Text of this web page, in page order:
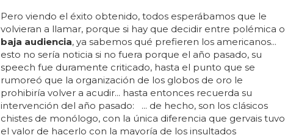
Pero viendo el éxito obtenido, todos esperábamos que le
volvieran a llamar, porque si hay que decidir entre polémica o
baja audiencia, ya sabemos qué prefieren los americanos...
esto no sería noticia si no fuera porque el año pasado, su
speech fue duramente criticado, hasta el punto que se
rumoreó que la organización de los globos de oro le
prohibiría volver a acudir... hasta entonces recuerda su
intervención del año pasado: ... de hecho, son los clásicos
chistes de monólogo, con la única diferencia que gervais tuvo
el valor de hacerlo con la mayoría de los insultados